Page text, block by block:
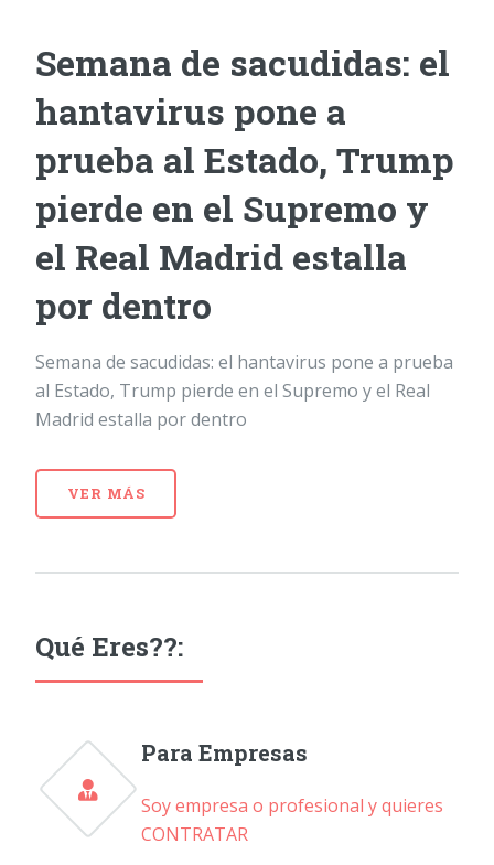
Semana de sacudidas: el
hantavirus pone a
prueba al Estado, Trump
pierde en el Supremo y
el Real Madrid estalla
por dentro
Semana de sacudidas: el hantavirus pone a prueba
al Estado, Trump pierde en el Supremo y el Real
Madrid estalla por dentro
VER MÁS
Qué Eres??:
Para Empresas
Soy empresa o profesional y quieres
CONTRATAR